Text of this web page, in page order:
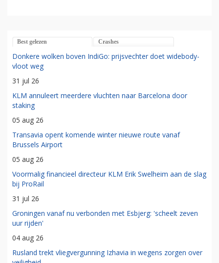
Best gelezen Crashes
Donkere wolken boven IndiGo: prijsvechter doet widebody-
vloot weg
31 jul 26
KLM annuleert meerdere vluchten naar Barcelona door
staking
05 aug 26
Transavia opent komende winter nieuwe route vanaf
Brussels Airport
05 aug 26
Voormalig financieel directeur KLM Erik Swelheim aan de slag
bij ProRail
31 jul 26
Groningen vanaf nu verbonden met Esbjerg: 'scheelt zeven
uur rijden'
04 aug 26
Rusland trekt vliegvergunning Izhavia in wegens zorgen over